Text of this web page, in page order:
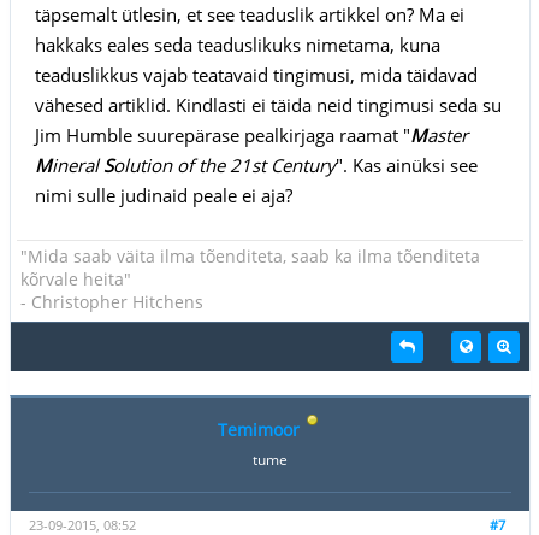
täpsemalt ütlesin, et see teaduslik artikkel on? Ma ei
hakkaks eales seda teaduslikuks nimetama, kuna
teaduslikkus vajab teatavaid tingimusi, mida täidavad
vähesed artiklid. Kindlasti ei täida neid tingimusi seda su
Jim Humble suurepärase pealkirjaga raamat "Master
MineralSolution of the 21st Century". Kas ainüksi see
nimi sulle judinaid peale ei aja?
"Mida saab väita ilma tõenditeta, saab ka ilma tõenditeta
kõrvale heita"
- Christopher Hitchens
Temimoor
tume
#7
23-09-2015, 08:52